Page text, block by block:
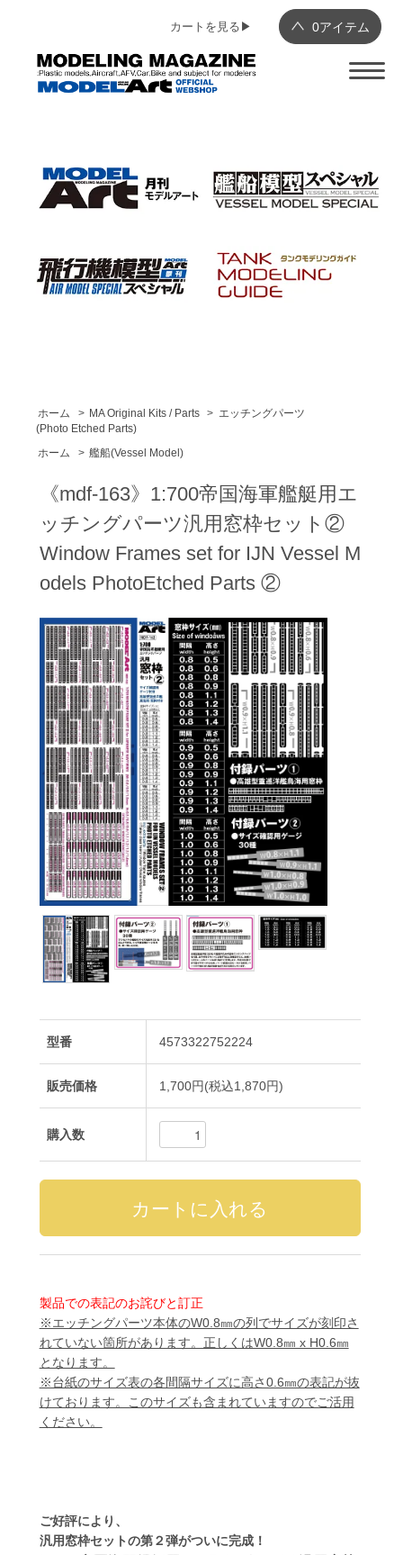
0アイテム
カートを見る▶︎
ホーム > MA Original Kits / Parts > エッチングパーツ
(Photo Etched Parts)
ホーム
> 艦船(Vessel Model)
《mdf-163》1:700帝国海軍艦艇用エ
ッチングパーツ汎用窓枠セット②
Window Frames set for IJN Vessel M
odels PhotoEtched Parts ②
型番 4573322752224
販売価格 1,700円(税込1,870円)
購入数
製品での表記のお詫びと訂正
※エッチングパーツ本体のW0.8㎜の列でサイズが刻印さ
れていない箇所があります。正しくはW0.8㎜ x H0.6㎜
となります。
※台紙のサイズ表の各間隔サイズに高さ0.6㎜の表記が抜
けております。このサイズも含まれていますのでご活用
ください。
ご好評により、
汎用窓枠セットの第２弾がついに完成！